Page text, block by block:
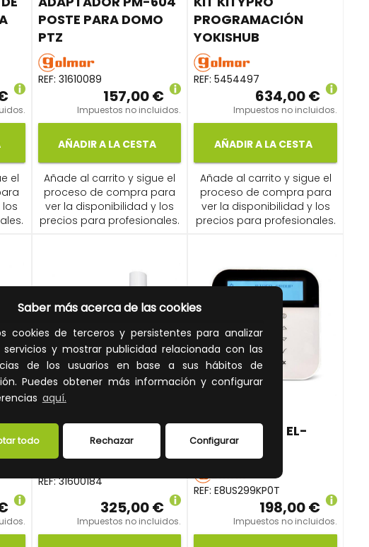
Saber más acerca de las cookies
cookies de terceros y persistentes para analizar
servicios y mostrar publicidad relacionada con las
de los usuarios en base a sus hábitos de
Puedes obtener más información y configurar
aquí.
Configurar
Rechazar
todo
el
POSTE PARA DOMO
PTZ
REF: 31610089
157,00 €
Impuestos no incluidos.
AÑADIR A LA CESTA
Añade al carrito y sigue el
proceso de compra para
ver la disponibilidad y los
precios para profesionales.
PROGRAMACIÓN
YOKISHUB
REF:5454497
634,00 €
Impuestos no incluidos.
AÑADIR A LA CESTA
Añade al carrito y sigue el
proceso de compra para
ver la disponibilidad y los
precios para profesionales.
ANTENA SECTORIAL
DE 5Ghz 16dBi 120º
REF:31600184
325,00 €
Impuestos no incluidos.
INALÁMBRICO EL-
5829
REF:E8US299KP0T
198,00 €
Impuestos no incluidos.